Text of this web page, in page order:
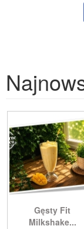
Gęsty Fit
Milkshake...